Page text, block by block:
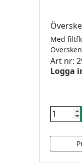
Med
Art nr:
Logga